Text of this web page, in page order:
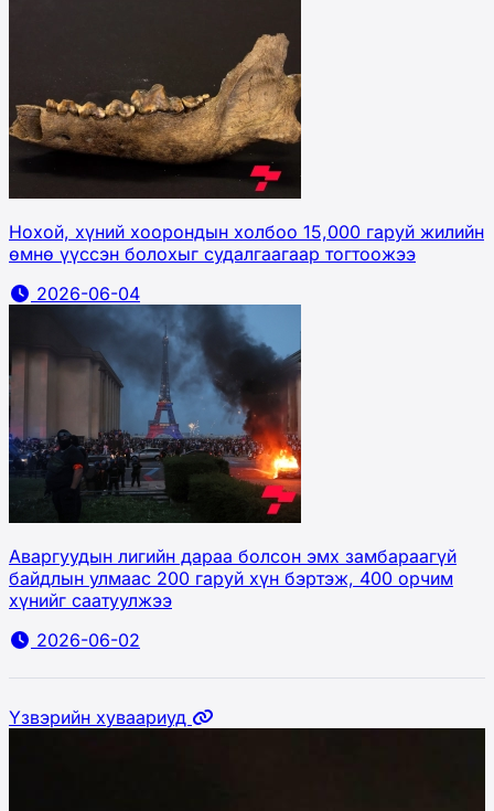
Нохой, хүний хоорондын холбоо 15,000 гаруй жилийн
өмнө үүссэн болохыг судалгаагаар тогтоожээ
2026-06-04
Аваргуудын лигийн дараа болсон эмх замбараагүй
байдлын улмаас 200 гаруй хүн бэртэж, 400 орчим
хүнийг саатуулжээ
2026-06-02
Үзвэрийн хуваариуд